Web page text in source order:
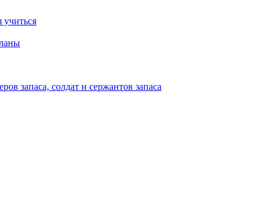
учиться
запаса, солдат и сержантов запаса